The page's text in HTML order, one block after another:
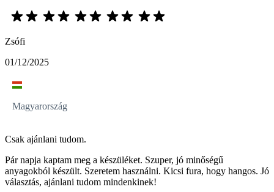
Zsófi
01/12/2025
Magyarország
Csak ajánlani tudom.
Pár napja kaptam meg a készüléket. Szuper, jó minőségű
anyagokból készült. Szeretem használni. Kicsi fura, hogy hangos. Jó
választás, ajánlani tudom mindenkinek!